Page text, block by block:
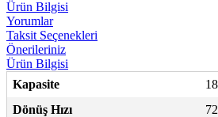
Ürün Bilgisi
Yorumlar
Taksit Seçenekleri
Önerileriniz
Ürün Bilgisi
Kapasite
Dönüş Hızı